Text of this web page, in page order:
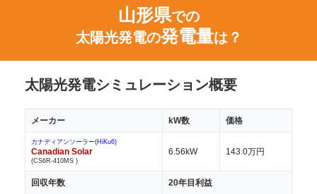
山形県での
太陽光発電の発電量は？
太陽光発電シミュレーション概要
メーカー kW数 価格
カナディアンソーラー(HiKu6)
Canadian Solar
(CS6R-410MS )
6.56kW 143.0万円
回収年数 20年目利益